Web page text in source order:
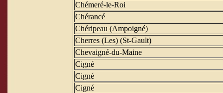
Chémeré-le-Roi
Chérancé
Chéripeau (Ampoigné)
Cherres (Les) (St-Gault)
Chevaigné-du-Maine
Cigné
Cigné
Cigné